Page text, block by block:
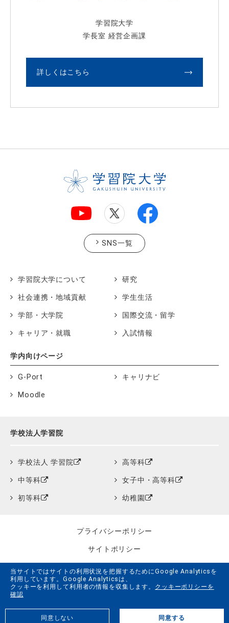
学習院大学
学長室 経営企画課
詳しくはこちら
当サイトではサイトの利用状況を把握するためにGoogle Analyticsを
利用しています。Google Analyticsは、
クッキーを利用して利用者の情報を収集します。 クッキーポリシーを
確認
同意しない 同意する
SNS一覧
学習院大学について 研究
社会連携・地域貢献 学生生活
学部・大学院 国際交流・留学
キャリア・就職 入試情報
学内向けページ
G-Port キャリナビ
Moodle
学校法人学習院
学校法人 学習院 高等科
中等科 女子中・高等科
初等科 幼稚園
プライバシーポリシー
サイトポリシー
クッキーポリシー
サイトマップ